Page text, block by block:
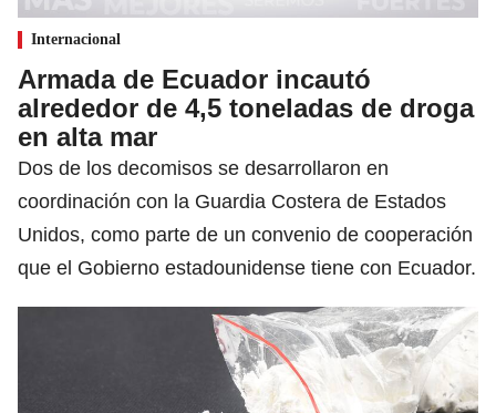
Internacional
Armada de Ecuador incautó
alrededor de 4,5 toneladas de droga
en alta mar
Dos de los decomisos se desarrollaron en
coordinación con la Guardia Costera de Estados
Unidos, como parte de un convenio de cooperación
que el Gobierno estadounidense tiene con Ecuador.